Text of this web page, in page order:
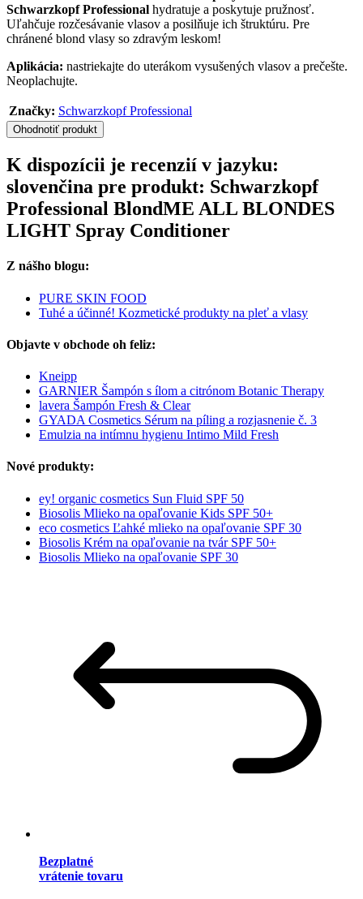
Schwarzkopf Professional hydratuje a poskytuje pružnosť.
Uľahčuje rozčesávanie vlasov a posilňuje ich štruktúru. Pre
chránené blond vlasy so zdravým leskom!
Aplikácia: nastriekajte do uterákom vysušených vlasov a prečešte.
Neoplachujte.
Značky: Schwarzkopf Professional
Ohodnotiť produkt
K dispozícii je recenzií v jazyku:
slovenčina pre produkt: Schwarzkopf
Professional BlondME ALL BLONDES
LIGHT Spray Conditioner
Z nášho blogu:
PURE SKIN FOOD
Tuhé a účinné! Kozmetické produkty na pleť a vlasy
Objavte v obchode oh feliz:
Kneipp
GARNIER Šampón s ílom a citrónom Botanic Therapy
lavera Šampón Fresh & Clear
GYADA Cosmetics Sérum na píling a rozjasnenie č. 3
Emulzia na intímnu hygienu Intimo Mild Fresh
Nové produkty:
ey! organic cosmetics Sun Fluid SPF 50
Biosolis Mlieko na opaľovanie Kids SPF 50+
eco cosmetics Ľahké mlieko na opaľovanie SPF 30
Biosolis Krém na opaľovanie na tvár SPF 50+
Biosolis Mlieko na opaľovanie SPF 30
Bezplatné
vrátenie tovaru